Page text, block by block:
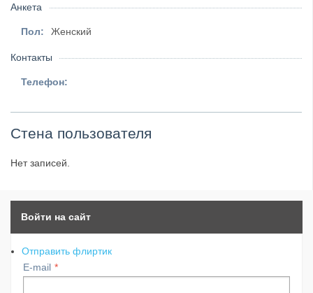
Анкета
Пол: Женский
Контакты
Телефон:
Стена пользователя
Нет записей.
Войти на сайт
Отправить флиртик
E-mail